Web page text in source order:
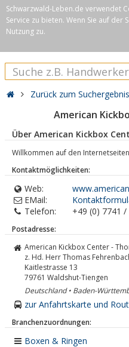
Schwarzwald-Leben.de verwendet
Service zu bieten. Wenn Sie auf der
Nutzung zu.
Zurück zum Suchergebnis
American
Über American Kickbox
Willkommen auf den
Kontaktmöglichkeiten:
Web:
EMail:
Telefon:
+49 (0) 7741 /
Postadresse:
American Kickbox Center -
z. Hd. Herr Thomas
Kaitlestrasse 13
79761 Waldshut-Tiengen
Deutschland • Baden-
zur Anfahrtskarte und
Branchenzuordnungen:
Boxen & Ringen